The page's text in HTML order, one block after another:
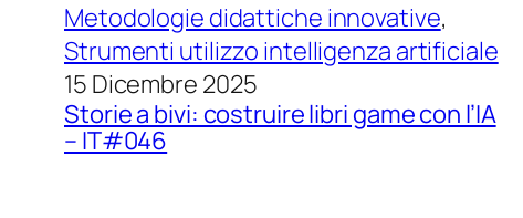
Metodologie didattiche innovative
Strumenti utilizzo intelligenza artificiale
15 Dicembre 2025
Storie a bivi: costruire libri game con l’IA
– IT#046